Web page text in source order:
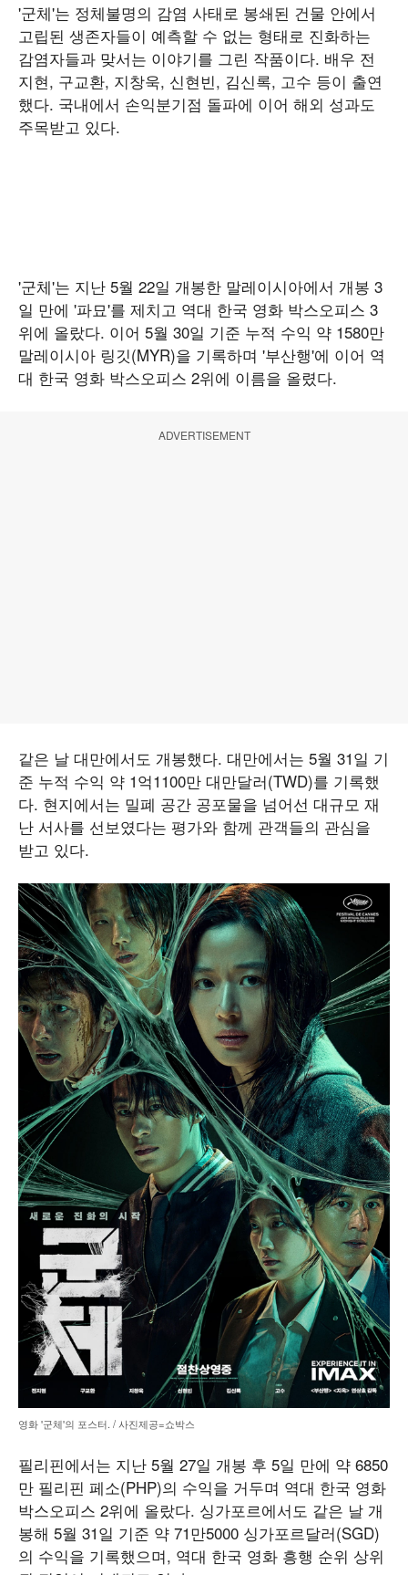
'군체'는 정체불명의 감염 사태로 봉쇄된 건물 안에서
고립된 생존자들이 예측할 수 없는 형태로 진화하는
감염자들과 맞서는 이야기를 그린 작품이다. 배우 전
지현, 구교환, 지창욱, 신현빈, 김신록, 고수 등이 출연
했다. 국내에서 손익분기점 돌파에 이어 해외 성과도
주목받고 있다.
'군체'는 지난 5월 22일 개봉한 말레이시아에서 개봉 3
일 만에 '파묘'를 제치고 역대 한국 영화 박스오피스 3
위에 올랐다. 이어 5월 30일 기준 누적 수익 약 1580만
말레이시아 링깃(MYR)을 기록하며 '부산행'에 이어 역
대 한국 영화 박스오피스 2위에 이름을 올렸다.
ADVERTISEMENT
같은 날 대만에서도 개봉했다. 대만에서는 5월 31일 기
준 누적 수익 약 1억1100만 대만달러(TWD)를 기록했
다. 현지에서는 밀폐 공간 공포물을 넘어선 대규모 재
난 서사를 선보였다는 평가와 함께 관객들의 관심을
받고 있다.
영화 '군체'의 포스터. / 사진제공=쇼박스
필리핀에서는 지난 5월 27일 개봉 후 5일 만에 약 6850
만 필리핀 페소(PHP)의 수익을 거두며 역대 한국 영화
박스오피스 2위에 올랐다. 싱가포르에서도 같은 날 개
봉해 5월 31일 기준 약 71만5000 싱가포르달러(SGD)
의 수익을 기록했으며, 역대 한국 영화 흥행 순위 상위